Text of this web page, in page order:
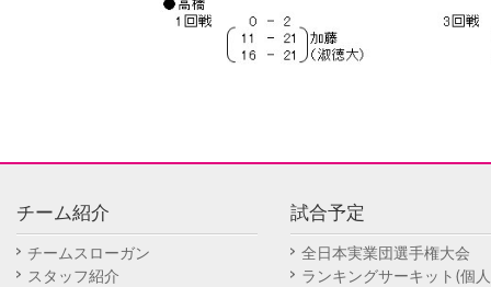
チーム紹介
チームスローガン
スタッフ紹介
試合予定
全日本実業団選手権大会
ランキングサーキット(個